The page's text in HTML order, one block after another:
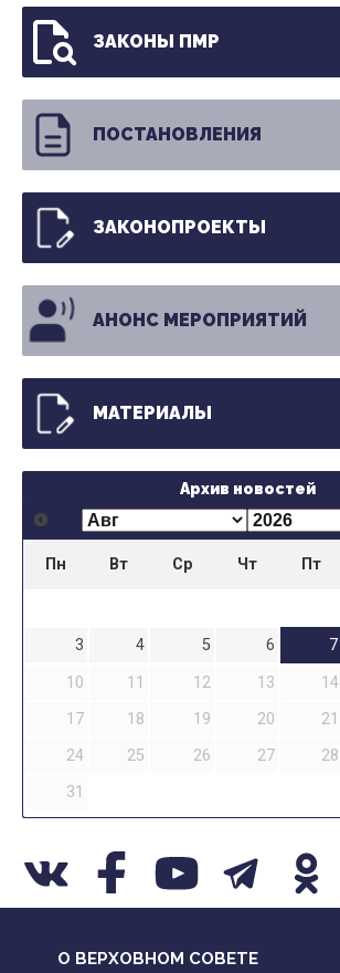
ЗАКОНЫ ПМР
ПОСТАНОВЛЕНИЯ
ЗАКОНОПРОЕКТЫ
АНОНС МЕРОПРИЯТИЙ
МАТЕРИАЛЫ
Архив новостей
Пн Вт Ср Чт Пт
3
4 5 6 7
10
11 12 13 14
17
18 19 20 21
24
25 26 27 28
31
О ВЕРХОВНОМ СОВЕТЕ